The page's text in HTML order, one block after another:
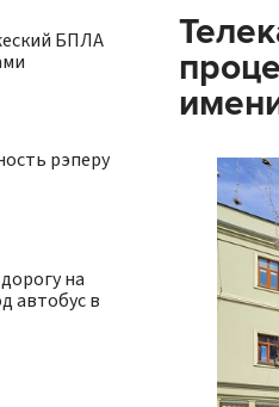
БПЛА
рэперу
на
автобус в